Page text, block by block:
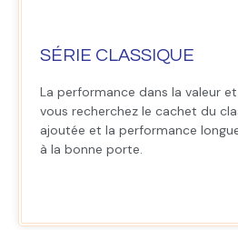
SÉRIE CLASSIQUE
La performance dans la valeur
vous recherchez le cachet du
ajoutée et la performance
à la bonne porte.